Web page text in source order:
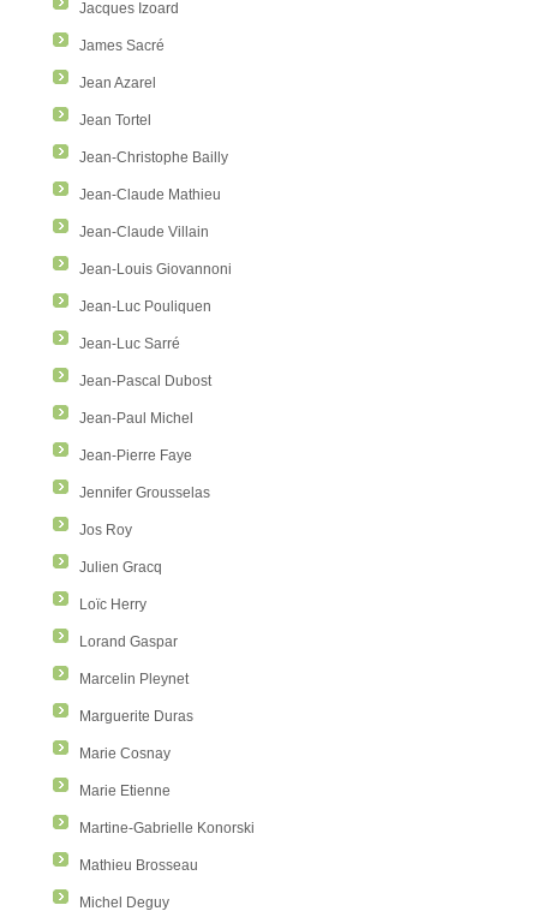
Jacques Izoard
James Sacré
Jean Azarel
Jean Tortel
Jean-Christophe Bailly
Jean-Claude Mathieu
Jean-Claude Villain
Jean-Louis Giovannoni
Jean-Luc Pouliquen
Jean-Luc Sarré
Jean-Pascal Dubost
Jean-Paul Michel
Jean-Pierre Faye
Jennifer Grousselas
Jos Roy
Julien Gracq
Loïc Herry
Lorand Gaspar
Marcelin Pleynet
Marguerite Duras
Marie Cosnay
Marie Etienne
Martine-Gabrielle Konorski
Mathieu Brosseau
Michel Deguy